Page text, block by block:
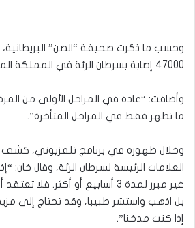
وحسب ما ذكرت صحيفة “الصن”
47000 إصابة بسرطان الرئة في المملكة المتحدة كل عام.
وأضافت: “عادة في المراحل الأولى من
ما تظهر فقط في المراحل المتأخرة”.
وخلال ظهوره في برنامج تلفزيوني، كشف
العلامات الرئيسة لسرطان الرئة، وقال
غير مبرر لمدة 3 أسابيع أو أكثر.
بل اذهب واستشر طبيبا، وقد تحتاج إلى
إذا كنت مدخنا”.